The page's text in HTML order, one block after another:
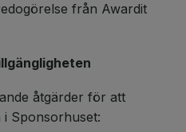
från Awardit
åtgärder för att
i Sponsorhuset: